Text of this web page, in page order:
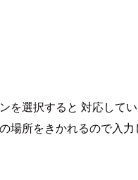
選択すると 対応して
所をきかれるので入力